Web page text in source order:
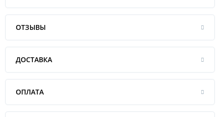
ОТЗЫВЫ
ДОСТАВКА
ОПЛАТА